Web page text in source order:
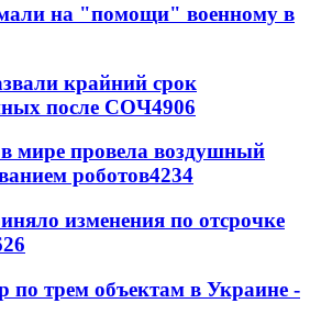
на "помощи" военному в
крайний срок
после СОЧ4906
мире провела воздушный
роботов4234
изменения по отсрочке
по трем объектам в Украине -